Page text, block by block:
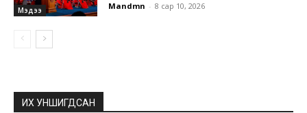
Мэдээ Mandmn - 8 сар 10, 2026
ИХ УНШИГДСАН